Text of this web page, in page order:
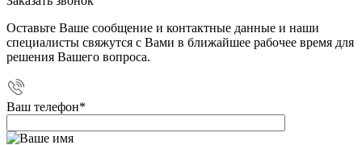
Оставьте Ваше сообщение и контактные данные и наши
специалисты свяжутся с Вами в ближайшее рабочее время для
решения Вашего вопроса.
Ваш телефон*